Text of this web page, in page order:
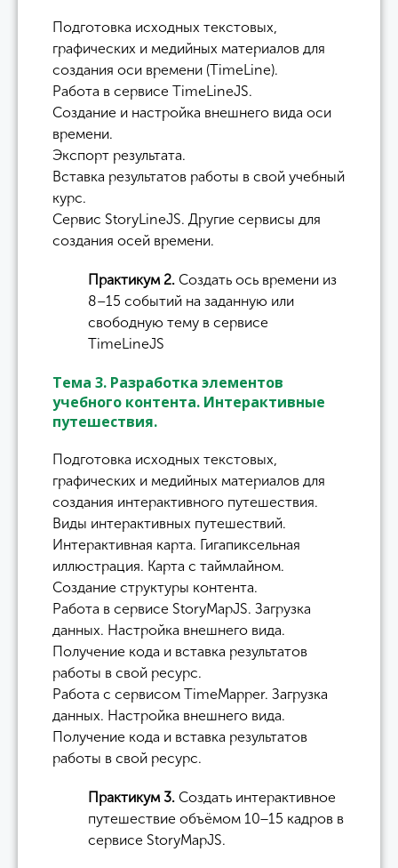
Подготовка исходных текстовых,
графических и медийных материалов для
создания оси времени (TimeLine).
Работа в сервисе TimeLineJS.
Создание и настройка внешнего вида оси
времени.
Экспорт результата.
Вставка результатов работы в свой учебный
курс.
Сервис StoryLineJS. Другие сервисы для
создания осей времени.
Практикум 2. Создать ось времени из
8–15 событий на заданную или
свободную тему в сервисе
TimeLineJS
Тема 3. Разработка элементов
учебного контента. Интерактивные
путешествия.
Подготовка исходных текстовых,
графических и медийных материалов для
создания интерактивного путешествия.
Виды интерактивных путешествий.
Интерактивная карта. Гигапиксельная
иллюстрация. Карта с таймлайном.
Создание структуры контента.
Работа в сервисе StoryMapJS. Загрузка
данных. Настройка внешнего вида.
Получение кода и вставка результатов
работы в свой ресурс.
Работа с сервисом TimeMapper. Загрузка
данных. Настройка внешнего вида.
Получение кода и вставка результатов
работы в свой ресурс.
Практикум 3. Создать интерактивное
путешествие объёмом 10−15 кадров в
сервисе StoryMapJS.